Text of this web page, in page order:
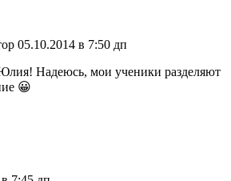
05.10.2014 в 7:50 дп
Надеюсь, мои ученики разделяют
😀